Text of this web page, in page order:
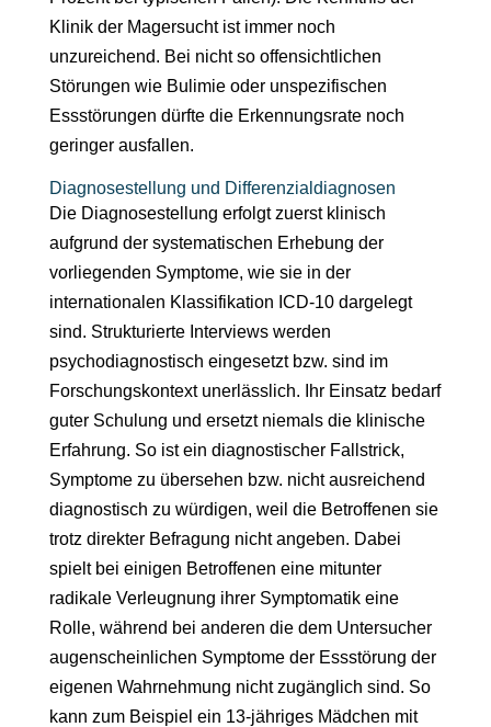
Klinik der Magersucht ist immer noch
unzureichend. Bei nicht so offensichtlichen
Störungen wie Bulimie oder unspezifischen
Essstörungen dürfte die Erkennungsrate noch
geringer ausfallen.
Diagnosestellung und Differenzialdiagnosen
Die Diagnosestellung erfolgt zuerst klinisch
aufgrund der systematischen Erhebung der
vorliegenden Symptome, wie sie in der
internationalen Klassifikation ICD-10 dargelegt
sind. Strukturierte Interviews werden
psychodiagnostisch eingesetzt bzw. sind im
Forschungskontext unerlässlich. Ihr Einsatz bedarf
guter Schulung und ersetzt niemals die klinische
Erfahrung. So ist ein diagnostischer Fallstrick,
Symptome zu übersehen bzw. nicht ausreichend
diagnostisch zu würdigen, weil die Betroffenen sie
trotz direkter Befragung nicht angeben. Dabei
spielt bei einigen Betroffenen eine mitunter
radikale Verleugnung ihrer Symptomatik eine
Rolle, während bei anderen die dem Untersucher
augenscheinlichen Symptome der Essstörung der
eigenen Wahrnehmung nicht zugänglich sind. So
kann zum Beispiel ein 13-jähriges Mädchen mit